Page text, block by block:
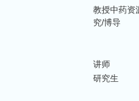
教授中药资
究/博导
讲师
研究生